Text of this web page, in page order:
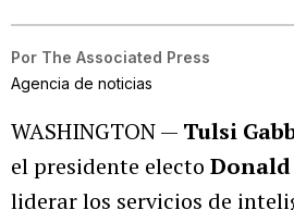
Por The Associated Press
Agencia de noticias
WASHINGTON — Tulsi
el presidente electo
liderar los servicios de